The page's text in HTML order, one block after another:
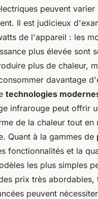
peuvent varier
Il est judicieux
de l'appareil : les
plus élevée sont
plus de chaleur,
davantage
technologies
infrarouge peut offrir
de la chaleur tout en
Quant à la gammes de
fonctionnalités et la
les plus simples
prix très abordables,
peuvent